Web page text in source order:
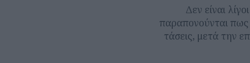
Δεν είναι
παραπονούνται
τάσεις, μετά την